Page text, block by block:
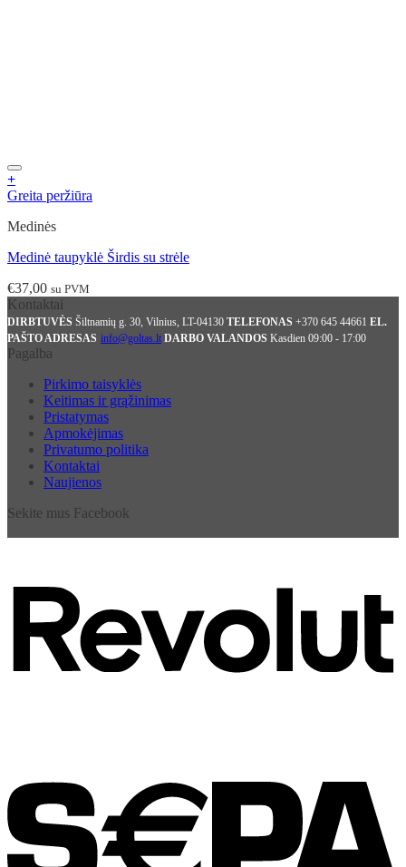
+
Greita peržiūra
Medinės
Medinė taupyklė Širdis su strėle
€37,00 su PVM
Kontaktai
DIRBTUVĖS Šiltnamių g. 30, Vilnius, LT-04130 TELEFONAS +370 645 44661 EL.
PAŠTO ADRESAS info@goltas.lt DARBO VALANDOS Kasdien 09:00 - 17:00
Pagalba
Pirkimo taisyklės
Keitimas ir grąžinimas
Pristatymas
Apmokėjimas
Privatumo politika
Kontaktai
Naujienos
Sekite mus Facebook